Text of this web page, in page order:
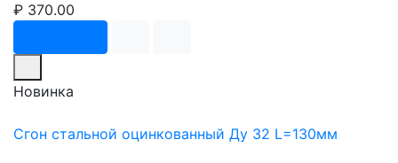
₽ 370.00
Новинка
Сгон стальной оцинкованный Ду 32 L=130мм